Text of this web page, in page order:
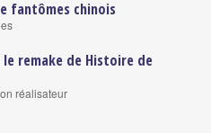
fantômes chinois
remake de Histoire de
réalisateur